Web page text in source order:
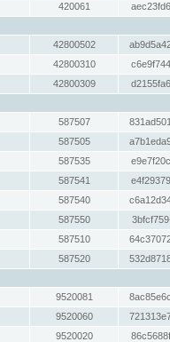
420061
42800502
42800310
42800309
587507
587505
587535
587541
587540
587550
587510
587520
9520081
9520060
9520020